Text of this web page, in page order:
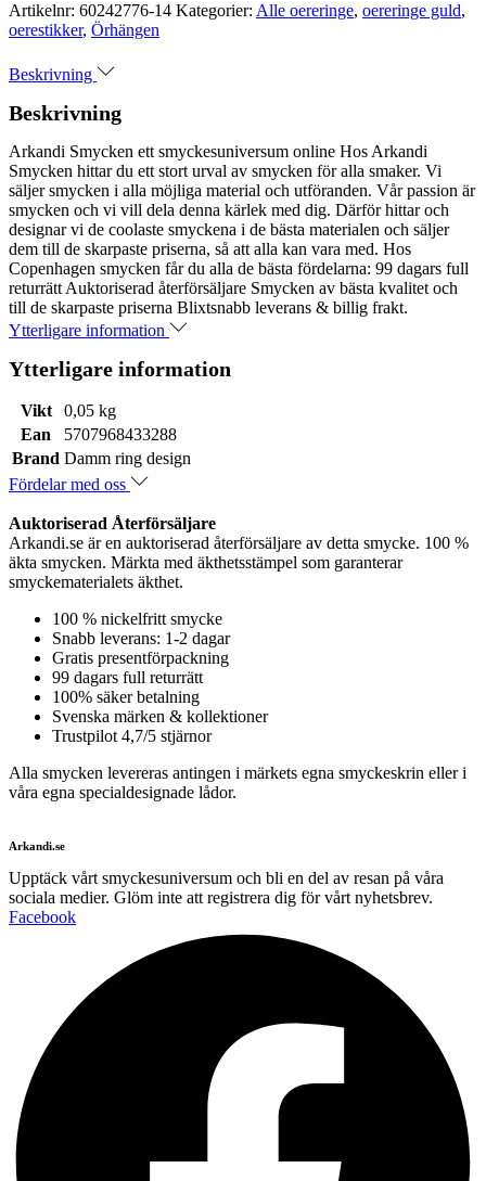
Artikelnr: 60242776-14 Kategorier: Alle oereringe, oereringe guld,
oerestikker, Örhängen
Beskrivning
Beskrivning
Arkandi Smycken ett smyckesuniversum online Hos Arkandi
Smycken hittar du ett stort urval av smycken för alla smaker. Vi
säljer smycken i alla möjliga material och utföranden. Vår passion är
smycken och vi vill dela denna kärlek med dig. Därför hittar och
designar vi de coolaste smyckena i de bästa materialen och säljer
dem till de skarpaste priserna, så att alla kan vara med. Hos
Copenhagen smycken får du alla de bästa fördelarna: 99 dagars full
returrätt Auktoriserad återförsäljare Smycken av bästa kvalitet och
till de skarpaste priserna Blixtsnabb leverans & billig frakt.
Ytterligare information
Ytterligare information
Vikt
0,05 kg
Ean
5707968433288
Brand Damm ring design
Fördelar med oss
Auktoriserad Återförsäljare
Arkandi.se är en auktoriserad återförsäljare av detta smycke. 100 %
äkta smycken. Märkta med äkthetsstämpel som garanterar
smyckematerialets äkthet.
100 % nickelfritt smycke
Snabb leverans: 1-2 dagar
Gratis presentförpackning
99 dagars full returrätt
100% säker betalning
Svenska märken & kollektioner
Trustpilot 4,7/5 stjärnor
Alla smycken levereras antingen i märkets egna smyckeskrin eller i
våra egna specialdesignade lådor.
Arkandi.se
Upptäck vårt smyckesuniversum och bli en del av resan på våra
sociala medier. Glöm inte att registrera dig för vårt nyhetsbrev.
Facebook